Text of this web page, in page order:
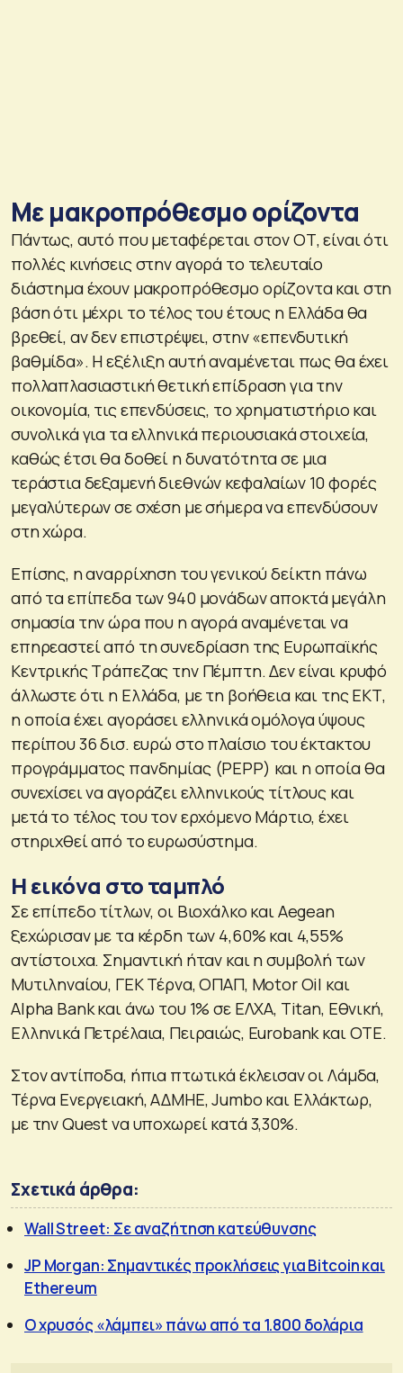
Με μακροπρόθεσμο ορίζοντα
Πάντως, αυτό που μεταφέρεται στον ΟΤ, είναι ότι
πολλές κινήσεις στην αγορά το τελευταίο
διάστημα έχουν μακροπρόθεσμο ορίζοντα και στη
βάση ότι μέχρι το τέλος του έτους η Ελλάδα θα
βρεθεί, αν δεν επιστρέψει, στην «επενδυτική
βαθμίδα». Η εξέλιξη αυτή αναμένεται πως θα έχει
πολλαπλασιαστική θετική επίδραση για την
οικονομία, τις επενδύσεις, το χρηματιστήριο και
συνολικά για τα ελληνικά περιουσιακά στοιχεία,
καθώς έτσι θα δοθεί η δυνατότητα σε μια
τεράστια δεξαμενή διεθνών κεφαλαίων 10 φορές
μεγαλύτερων σε σχέση με σήμερα να επενδύσουν
στη χώρα.
Επίσης, η αναρρίχηση του γενικού δείκτη πάνω
από τα επίπεδα των 940 μονάδων αποκτά μεγάλη
σημασία την ώρα που η αγορά αναμένεται να
επηρεαστεί από τη συνεδρίαση της Ευρωπαϊκής
Κεντρικής Τράπεζας την Πέμπτη. Δεν είναι κρυφό
άλλωστε ότι η Ελλάδα, με τη βοήθεια και της ΕΚΤ,
η οποία έχει αγοράσει ελληνικά ομόλογα ύψους
περίπου 36 δισ. ευρώ στο πλαίσιο του έκτακτου
προγράμματος πανδημίας (PEPP) και η οποία θα
συνεχίσει να αγοράζει ελληνικούς τίτλους και
μετά το τέλος του τον ερχόμενο Μάρτιο, έχει
στηριχθεί από το ευρωσύστημα.
Η εικόνα στο ταμπλό
Σε επίπεδο τίτλων, οι Βιοχάλκο και Aegean
ξεχώρισαν με τα κέρδη των 4,60% και 4,55%
αντίστοιχα. Σημαντική ήταν και η συμβολή των
Μυτιληναίου, ΓΕΚ Τέρνα, ΟΠΑΠ, Motor Oil και
Alpha Bank και άνω του 1% σε ΕΛΧΑ, Titan, Εθνική,
Ελληνικά Πετρέλαια, Πειραιώς, Eurobank και ΟΤΕ.
Στον αντίποδα, ήπια πτωτικά έκλεισαν οι Λάμδα,
Τέρνα Ενεργειακή, ΑΔΜΗΕ, Jumbo και Ελλάκτωρ,
με την Quest να υποχωρεί κατά 3,30%.
Σχετικά άρθρα:
Wall Street: Σε αναζήτηση κατεύθυνσης
JP Morgan: Σημαντικές προκλήσεις για Bitcoin και
Ethereum
Ο χρυσός «λάμπει» πάνω από τα 1.800 δολάρια